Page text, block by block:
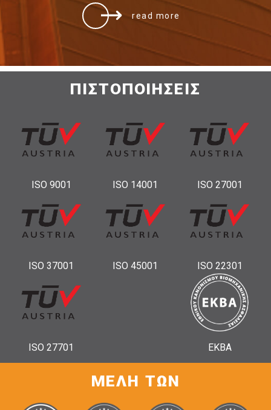
read more
ΠΙΣΤΟΠΟΙΗΣΕΙΣ
ISO 9001 ISO 14001 ISO 27001
ISO 37001 ISO 45001 ISO 22301
ISO 27701 ΕΚΒΑ
ΜΕΛΗ ΤΩΝ